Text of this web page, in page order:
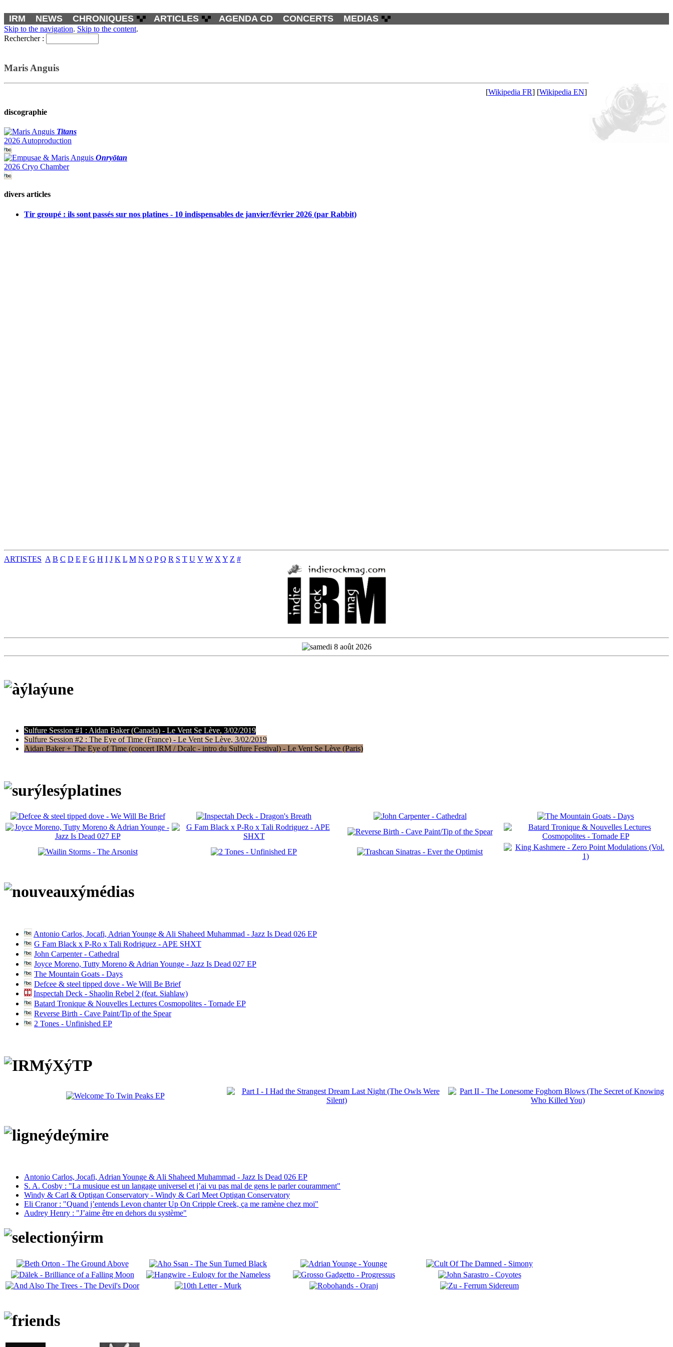
IRM NEWS CHRONIQUES ARTICLES AGENDA CD CONCERTS MEDIAS
Skip to the navigation. Skip to the content.
Rechercher :
Maris Anguis
[Wikipedia FR] [Wikipedia EN]
discographie
Titans
2026 Autoproduction
Onryōtan
2026 Cryo Chamber
divers articles
Tir groupé : ils sont passés sur nos platines - 10 indispensables de janvier/février 2026 (par Rabbit)
ARTISTES A B C D E F G H I J K L M N O P Q R S T U V W X Y Z #
Sulfure Session #1 : Aidan Baker (Canada) - Le Vent Se Lève, 3/02/2019
Sulfure Session #2 : The Eye of Time (France) - Le Vent Se Lève, 3/02/2019
Aidan Baker + The Eye of Time (concert IRM / Dcalc - intro du Sulfure Festival) - Le Vent Se Lève (Paris)
Antonio Carlos, Jocafi, Adrian Younge & Ali Shaheed Muhammad - Jazz Is Dead 026 EP
G Fam Black x P-Ro x Tali Rodriguez - APE SHXT
John Carpenter - Cathedral
Joyce Moreno, Tutty Moreno & Adrian Younge - Jazz Is Dead 027 EP
The Mountain Goats - Days
Defcee & steel tipped dove - We Will Be Brief
Inspectah Deck - Shaolin Rebel 2 (feat. Siahlaw)
Batard Tronique & Nouvelles Lectures Cosmopolites - Tornade EP
Reverse Birth - Cave Paint/Tip of the Spear
2 Tones - Unfinished EP
Antonio Carlos, Jocafi, Adrian Younge & Ali Shaheed Muhammad - Jazz Is Dead 026 EP
S. A. Cosby : "La musique est un langage universel et j’ai vu pas mal de gens le parler couramment"
Windy & Carl & Optigan Conservatory - Windy & Carl Meet Optigan Conservatory
Eli Cranor : "Quand j’entends Levon chanter Up On Cripple Creek, ça me ramène chez moi"
Audrey Henry : "J’aime être en dehors du système"